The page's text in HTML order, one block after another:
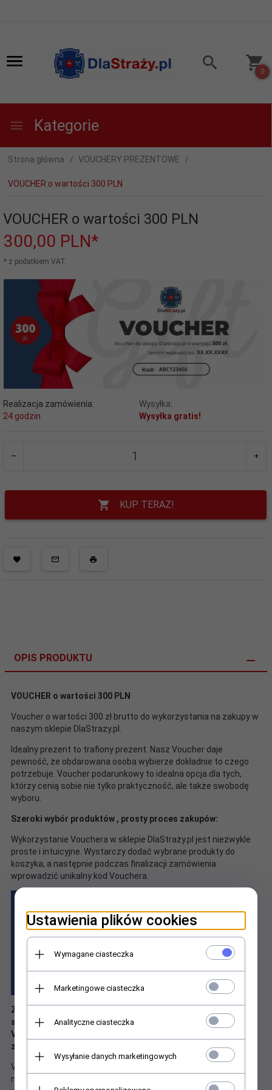
0
Kategorie
Strona główna VOUCHERY PREZENTOWE
VOUCHER o wartości 300 PLN
VOUCHER o wartości 300 PLN
300,00 PLN*
* z podatkiem VAT
Realizacja zamówienia:
24 godzin
Wysyłka:
Wysyłka gratis!
KUP TERAZ!
OPIS PRODUKTU
VOUCHER o wartości 300 PLN
Voucher o wartości 300 zł brutto do wykorzystania na zakupy w
naszym sklepie DlaStrazy.pl.
Idealny prezent to trafiony prezent. Nasz Voucher daje
pewność, że obdarowana osoba wybierze dokładnie to czego
potrzebuje. Voucher podarunkowy to idealna opcja dla tych,
którzy cenią sobie nie tylko praktyczność, ale także swobodę
wyboru.
Szeroki wybór produktów , prosty proces zakupów:
Wykorzystanie Vouchera w sklepie DlaStraży.pl jest niezwykle
proste i intuicyjne. Wystarczy dodać wybrane produkty do
koszyka, a następnie podczas finalizacji zamówienia
wprowadzić unikalny kod Vouchera.
Zakupione Vouchery wysyłamy w formie elektronicznej na
adres mailowy kupującego, jeśli chcesz byśmy przesłali
Voucher na inny adres wpisz go koniecznie w uwagach do
zamówienia.
Voucher o wartości 300 zł jest bonem jednorazowego użytku i
można go wykorzystać w ciągu 12 miesięcy od dnia jego
Ustawienia plików cookies
Wymagane ciasteczka
Marketingowe ciasteczka
Analityczne ciasteczka
Wysyłanie danych marketingowych